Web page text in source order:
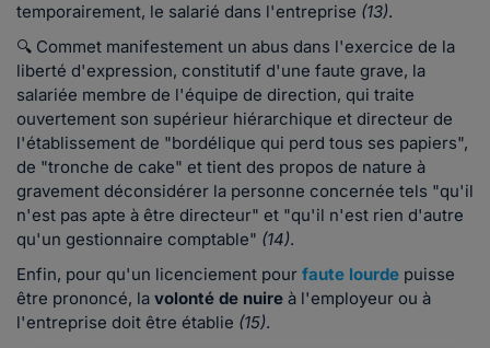
temporairement, le salarié dans l'entreprise (13).
🔍 Commet manifestement un abus dans l'exercice de la
liberté d'expression, constitutif d'une faute grave, la
salariée membre de l'équipe de direction, qui traite
ouvertement son supérieur hiérarchique et directeur de
l'établissement de "bordélique qui perd tous ses papiers",
de "tronche de cake" et tient des propos de nature à
gravement déconsidérer la personne concernée tels "qu'il
n'est pas apte à être directeur" et "qu'il n'est rien d'autre
qu'un gestionnaire comptable" (14).
Enfin, pour qu'un licenciement pour faute lourde puisse
être prononcé, la volonté de nuire à l'employeur ou à
l'entreprise doit être établie (15).